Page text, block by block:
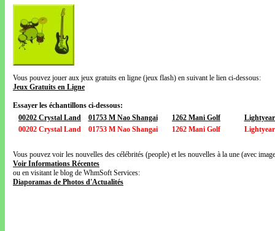
Vous pouvez jouer aux jeux gratuits en ligne (jeux flash) en suivant le lien ci-dessous:
Jeux Gratuits en Ligne
Essayer les échantillons ci-dessous:
00202 Crystal Land
01753 M Nao Shangai 1262 Mani Golf
00202 Crystal Land
01753 M Nao Shangai 1262 Mani Golf
Vous pouvez voir les nouvelles des célébrités (people) et les nouvelles à la une (avec
Voir Informations Récentes
ou en visitant le blog de WhmSoft Services:
Diaporamas de Photos d'Actualités